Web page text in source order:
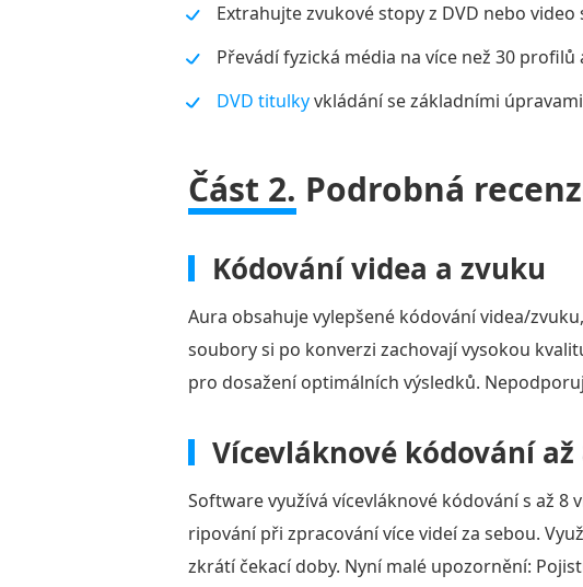
Extrahujte zvukové stopy z DVD nebo
Převádí fyzická média na více než 30
DVD titulkyvkládání se základními
Část 2. Podrobná
Kódování videa a zvuku
Aura obsahuje vylepšené kódování videa/
soubory si po konverzi zachovají vysokou
pro dosažení optimálních výsledků.
Vícevláknové kódování
Software využívá vícevláknové kódování s až
ripování při zpracování více videí za sebou.
zkrátí čekací doby. Nyní malé upozornění: